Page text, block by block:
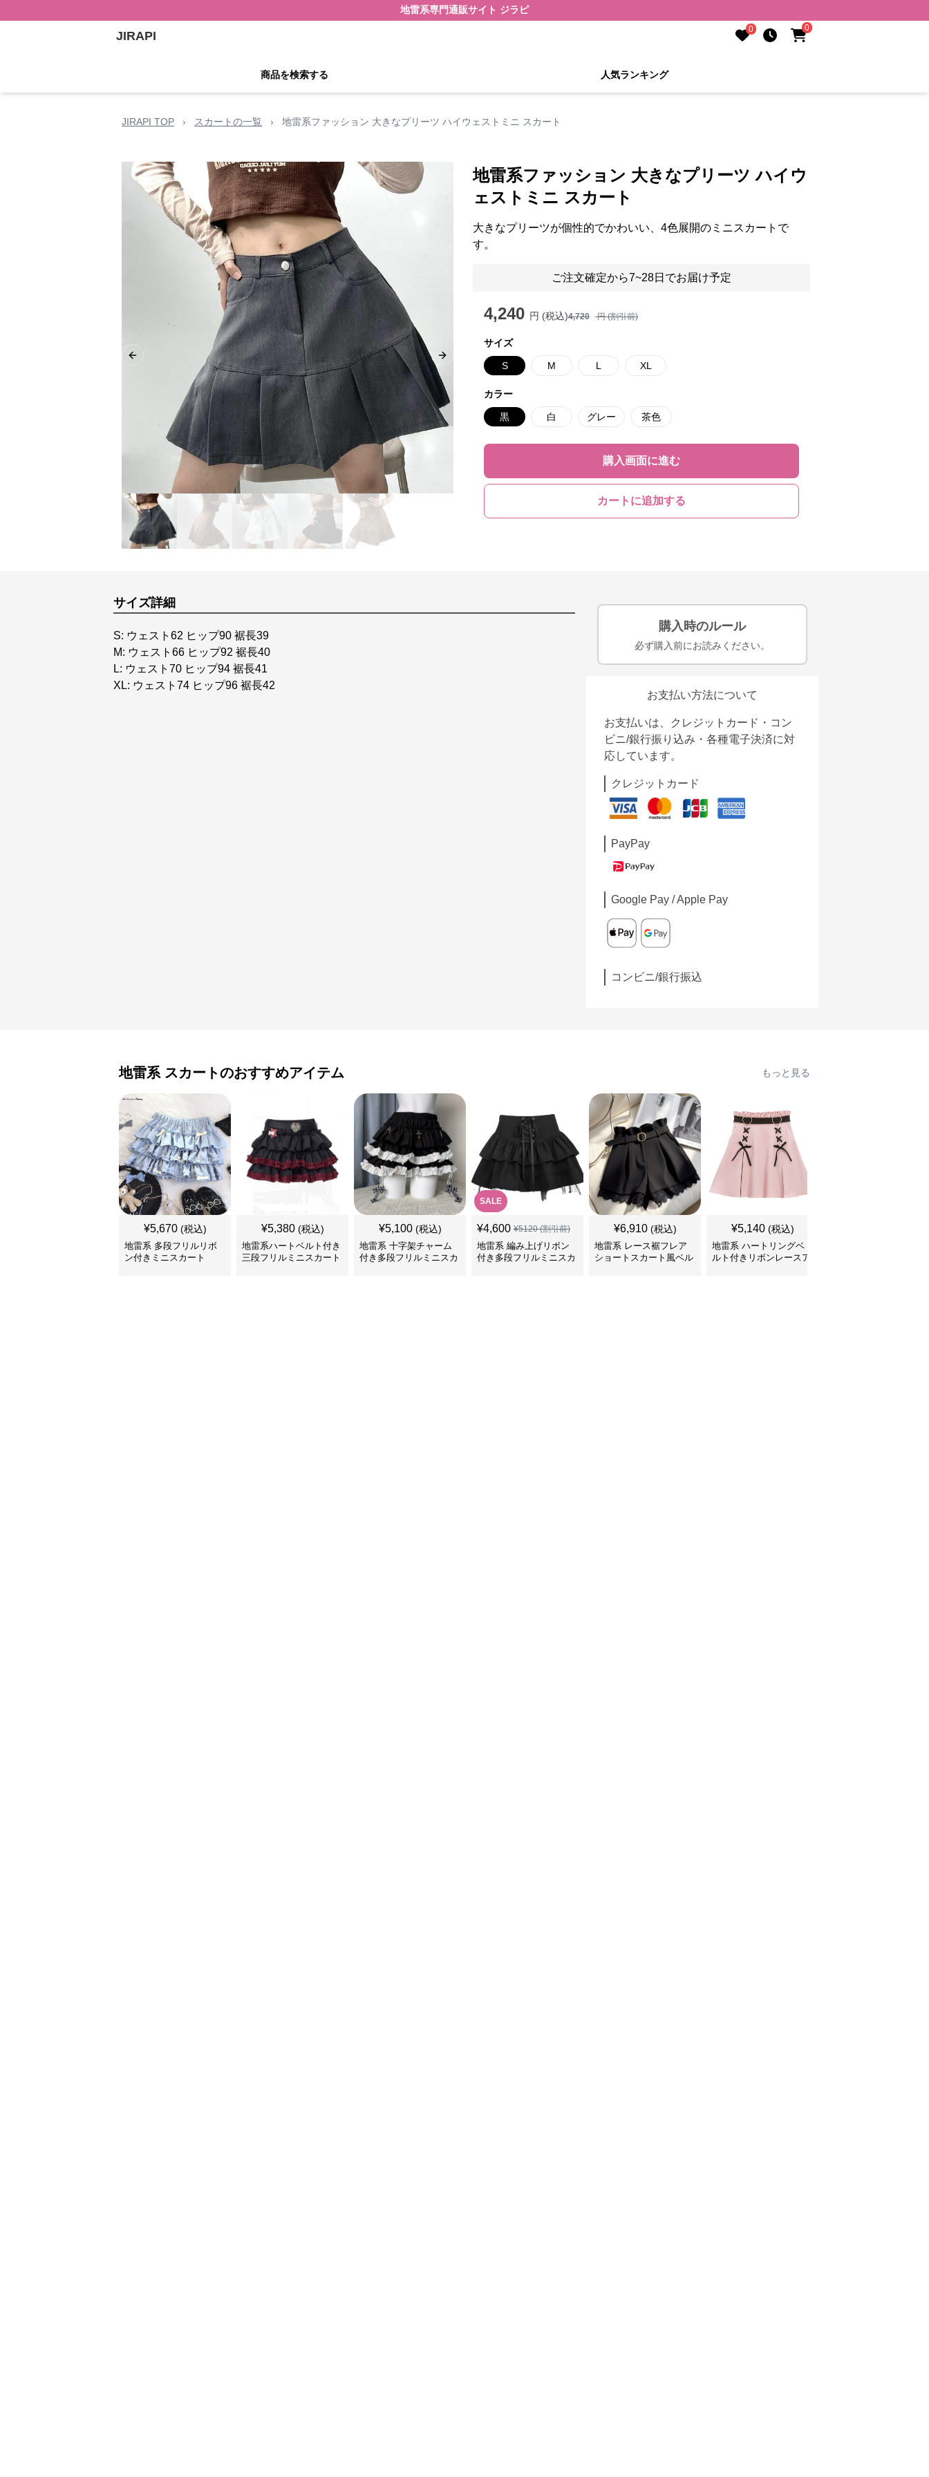
地雷系専門通販サイト ジラピ
JIRAPI 0 0
商品を検索する 人気ランキング
JIRAPI TOP › スカートの一覧 › 地雷系ファッション 大きなプリーツ ハイウェストミニ スカート
Previous slide Next slide
地雷系ファッション 大きなプリーツ ハイウ
ェストミニ スカート
大きなプリーツが個性的でかわいい、4色展開のミニスカートで
す。
ご注文確定から7~28日でお届け予定
4,240 円 (税込)4,720 円 (割引前)
サイズ
S M L XL
カラー
黒 白 グレー 茶色
購入画面に進む
カートに追加する
サイズ詳細
S: ウェスト62 ヒップ90 裾長39
M: ウェスト66 ヒップ92 裾長40
L: ウェスト70 ヒップ94 裾長41
XL: ウェスト74 ヒップ96 裾長42
購入時のルール
必ず購入前にお読みください。
お支払い方法について
お支払いは、クレジットカード・コン
ビニ/銀行振り込み・各種電子決済に対
応しています。
クレジットカード
PayPay
Google Pay / Apple Pay
コンビニ/銀行振込
地雷系 スカートのおすすめアイテム もっと見る
¥5,670 (税込)
地雷系 多段フリルリボ
ン付きミニスカート
¥5,380 (税込)
地雷系ハートベルト付き
三段フリルミニスカート
¥5,100 (税込)
地雷系 十字架チャーム
付き多段フリルミニスカ
SALE
¥4,600 ¥5120(割引前)
地雷系 編み上げリボン
付き多段フリルミニスカ
¥6,910 (税込)
地雷系 レース裾フレア
ショートスカート風ベル
¥5,140 (税込)
地雷系 ハートリングベ
ルト付きリボンレースア